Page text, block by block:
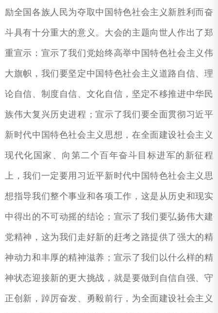
励全国各族人民为夺取中国特色社会主义新胜利而奋
斗具有十分重大的意义。大会的主题向世人作出了郑
重宣示：宣示了我们党始终高举中国特色社会主义伟
大旗帜，我们要坚定中国特色社会主义道路自信、理
论自信、制度自信、文化自信，坚定不移推进中华民
族伟大复兴历史进程；宣示了我们要全面贯彻习近平
新时代中国特色社会主义思想，在全面建设社会主义
现代化国家、向第二个百年奋斗目标进军的新征程
上，我们一定要用习近平新时代中国特色社会主义思
想指导我们整个事业和各项工作，这是从历史和现实
中得出的不可动摇的结论；宣示了我们要弘扬伟大建
党精神，这为我们走好新的赶考之路提供了强大的精
神动力和丰厚的精神滋养；宣示了我们以什么样的精
神状态迎接新的更大挑战，就是要做到自信自强、守
正创新，踔厉奋发、勇毅前行，为全面建设社会主义